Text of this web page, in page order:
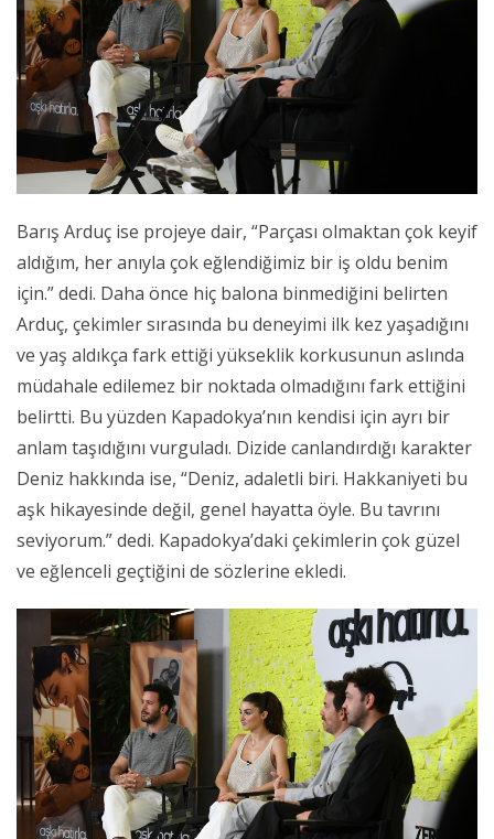
Barış Arduç ise projeye dair, “Parçası olmaktan çok keyif
aldığım, her anıyla çok eğlendiğimiz bir iş oldu benim
için.” dedi. Daha önce hiç balona binmediğini belirten
Arduç, çekimler sırasında bu deneyimi ilk kez yaşadığını
ve yaş aldıkça fark ettiği yükseklik korkusunun aslında
müdahale edilemez bir noktada olmadığını fark ettiğini
belirtti. Bu yüzden Kapadokya’nın kendisi için ayrı bir
anlam taşıdığını vurguladı. Dizide canlandırdığı karakter
Deniz hakkında ise, “Deniz, adaletli biri. Hakkaniyeti bu
aşk hikayesinde değil, genel hayatta öyle. Bu tavrını
seviyorum.” dedi. Kapadokya’daki çekimlerin çok güzel
ve eğlenceli geçtiğini de sözlerine ekledi.